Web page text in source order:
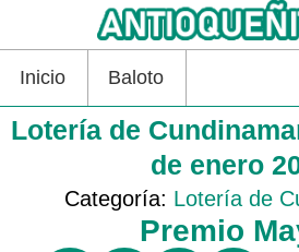
Inicio Baloto
Lotería de
de enero
Categoría: Lotería de
Premio